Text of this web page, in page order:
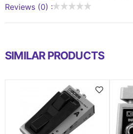
Reviews (0) :
SIMILAR PRODUCTS